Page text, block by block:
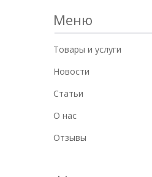
Товары и услуги
Новости
Статьи
О нас
Отзывы